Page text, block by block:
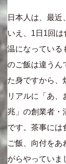
日本人は、最
いえ、1日1回
温になっている
のご飯は違うん
た身ですから、
リアルに「あ
兆」の創業者・
です。茶事には
ご飯、向付をあ
がらやっていま